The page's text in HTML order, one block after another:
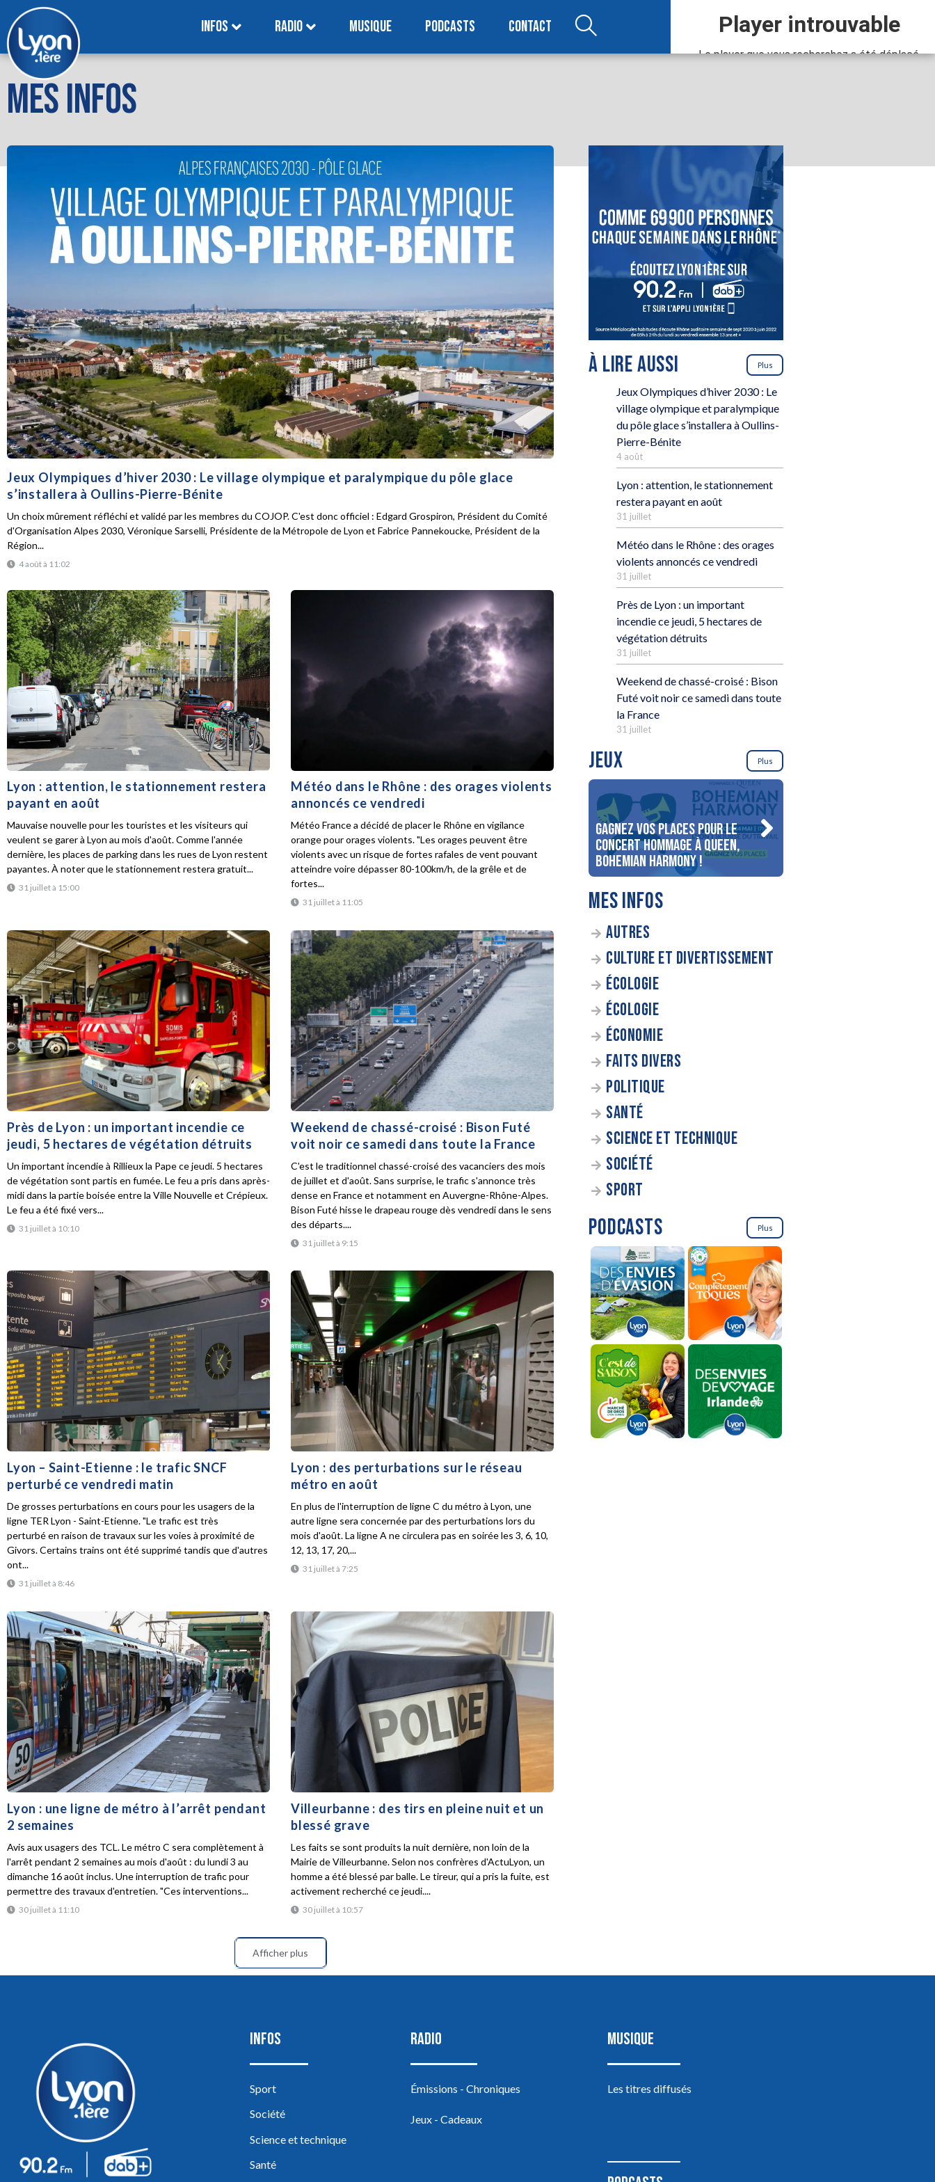
INFOS RADIO MUSIQUE PODCASTS CONTACT
MES INFOS
Jeux Olympiques d’hiver 2030 : Le village olympique et paralympique du pôle glace
s’installera à Oullins-Pierre-Bénite
4 août à 11:02
Un choix mûrement réfléchi et validé par les membres du COJOP. C'est donc officiel : Edgard Grospiron, Président du Comité
d'Organisation Alpes 2030, Véronique Sarselli, Présidente de la Métropole de Lyon et Fabrice Pannekoucke, Président de la
Région...
Lyon : attention, le stationnement restera
payant en août
31 juillet à 15:00
Mauvaise nouvelle pour les touristes et les visiteurs qui
veulent se garer à Lyon au mois d'août. Comme l'année
dernière, les places de parking dans les rues de Lyon restent
payantes. À noter que le stationnement restera gratuit...
Météo dans le Rhône : des orages violents
annoncés ce vendredi
31 juillet à 11:05
Météo France a décidé de placer le Rhône en vigilance
orange pour orages violents. "Les orages peuvent être
violents avec un risque de fortes rafales de vent pouvant
atteindre voire dépasser 80-100km/h, de la grêle et de
fortes...
Près de Lyon : un important incendie ce
jeudi, 5 hectares de végétation détruits
31 juillet à 10:10
Un important incendie à Rillieux la Pape ce jeudi. 5 hectares
de végétation sont partis en fumée. Le feu a pris dans après-
midi dans la partie boisée entre la Ville Nouvelle et Crépieux.
Le feu a été fixé vers...
Weekend de chassé-croisé : Bison Futé
voit noir ce samedi dans toute la France
31 juillet à 9:15
C'est le traditionnel chassé-croisé des vacanciers des mois
de juillet et d'août. Sans surprise, le trafic s'annonce très
dense en France et notamment en Auvergne-Rhône-Alpes.
Bison Futé hisse le drapeau rouge dès vendredi dans le sens
des départs....
Lyon – Saint-Etienne : le trafic SNCF
perturbé ce vendredi matin
31 juillet à 8:46
De grosses perturbations en cours pour les usagers de la
ligne TER Lyon - Saint-Etienne. "Le trafic est très
perturbé en raison de travaux sur les voies à proximité de
Givors. Certains trains ont été supprimé tandis que d'autres
ont...
Lyon : des perturbations sur le réseau
métro en août
31 juillet à 7:25
En plus de l'interruption de ligne C du métro à Lyon, une
autre ligne sera concernée par des perturbations lors du
mois d'août. La ligne A ne circulera pas en soirée les 3, 6, 10,
12, 13, 17, 20,...
Lyon : une ligne de métro à l’arrêt pendant
2 semaines
30 juillet à 11:10
Avis aux usagers des TCL. Le métro C sera complètement à
l'arrêt pendant 2 semaines au mois d'août : du lundi 3 au
dimanche 16 août inclus. Une interruption de trafic pour
permettre des travaux d'entretien. "Ces interventions...
Villeurbanne : des tirs en pleine nuit et un
blessé grave
30 juillet à 10:57
Les faits se sont produits la nuit dernière, non loin de la
Mairie de Villeurbanne. Selon nos confrères d'ActuLyon, un
homme a été blessé par balle. Le tireur, qui a pris la fuite, est
activement recherché ce jeudi....
Afficher plus
À LIRE AUSSI Plus
Jeux Olympiques d’hiver 2030 : Le
village olympique et paralympique
du pôle glace s’installera à Oullins-
Pierre-Bénite
4 août
Lyon : attention, le stationnement
restera payant en août
31 juillet
Météo dans le Rhône : des orages
violents annoncés ce vendredi
31 juillet
Près de Lyon : un important
incendie ce jeudi, 5 hectares de
végétation détruits
31 juillet
Weekend de chassé-croisé : Bison
Futé voit noir ce samedi dans toute
la France
31 juillet
JEUX Plus
Gagnez vos places pour le
concert Hommage à Queen,
Bohemian Harmony !
MES INFOS
AUTRES
CULTURE ET DIVERTISSEMENT
ÉCOLOGIE
ÉCOLOGIE
ÉCONOMIE
FAITS DIVERS
POLITIQUE
SANTÉ
SCIENCE ET TECHNIQUE
SOCIÉTÉ
SPORT
PODCASTS Plus
INFOS
Sport
Société
Science et technique
Santé
RADIO
Émissions - Chroniques
Jeux - Cadeaux
MUSIQUE
Les titres diffusés